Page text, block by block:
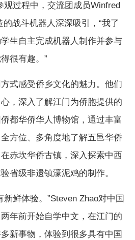
观过程中，交流团成员Winfred
战斗机器人深深吸引，“我了
生自主完成机器人制作并参与
很有趣。”
式感受侨乡文化的魅力。他们
，深入了解江门为侨胞提供的
都华侨华人博物馆，通过丰富
方位、多角度地了解五邑华侨
赤坎华侨古镇，深入探索中西
省级非遗镇濠泥鸡的制作。
鲜体验。”Steven Zhao对中国
年前开始自学中文，在江门的
新事物，体验到很多具有中国